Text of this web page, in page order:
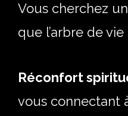
Vous cherchez
que l’arbre de
Réconfort
vous connectant